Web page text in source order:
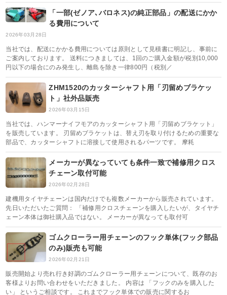
「一部(ゼノア､バロネス)の純正部品」の配送にかか
る費用について
2026年03月28日
当社では、配送にかかる費用については原則として見積書に明記し、事前に
ご案内しております。 送料につきましては、1回のご購入金額が税別10,000
円以下の場合にのみ発生し、離島を除き一律800円（税別／
ZHM1520のカッターシャフト用「刃留めブラケッ
ト」社外品販売
2026年03月15日
当社では、ハンマーナイフモアのカッターシャフト用「刃留めブラケット」
を販売しています。 刃留めブラケットは、替え刃を取り付けるための重要な
部品で、カッターシャフトに溶接して使用されるパーツです。 摩耗
メーカーが異なっていても条件一致で補修用クロス
チェーン取付可能
2026年02月28日
建機用タイヤチェーンは国内だけでも複数メーカーから販売されています。
先日いただいたご質問： 「補修用クロスチェーンを購入したいが、タイヤチ
ェーン本体は御社購入品ではない。 メーカーが異なっても取付可
ゴムクローラー用チェーンのフック単体(フック部品
のみ)販売も可能
2026年02月21日
販売開始より売れ行き好調のゴムクローラー用チェーンについて、既存のお
客様よりお問い合わせをいただきました。 内容は 「フックのみを購入した
い」 というご相談です。 これまでフック単体での販売に関するお